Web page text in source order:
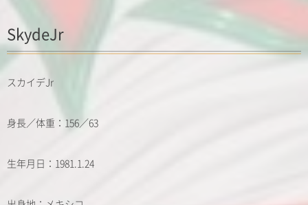
SkydeJr
スカイデJr
身長／体重：156／63
生年月日：1981.1.24